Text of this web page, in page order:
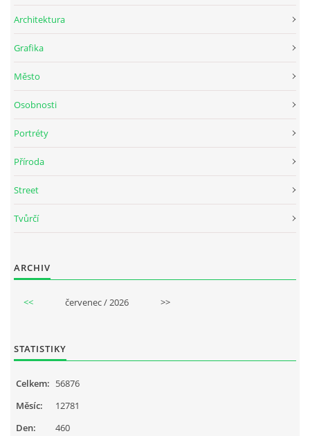
Architektura
Grafika
Město
Osobnosti
Portréty
Příroda
Street
Tvůrčí
ARCHIV
<< červenec / 2026 >>
STATISTIKY
Celkem: 56876
Měsíc:
12781
Den:
460